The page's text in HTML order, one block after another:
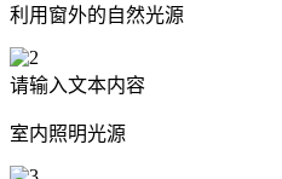
利用窗外的自然光源
请输入文本内容
室内照明光源